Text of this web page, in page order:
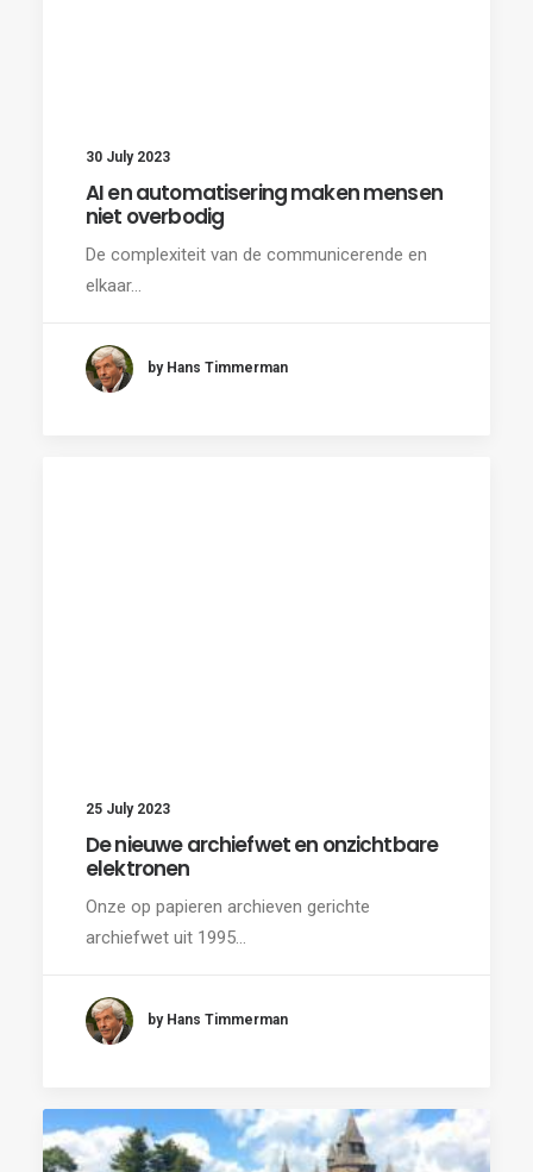
30 July 2023
AI en automatisering maken mensen
niet overbodig
De complexiteit van de communicerende en
elkaar…
by Hans Timmerman
25 July 2023
De nieuwe archiefwet en onzichtbare
elektronen
Onze op papieren archieven gerichte
archiefwet uit 1995…
by Hans Timmerman